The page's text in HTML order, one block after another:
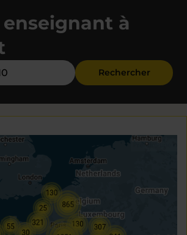
à
Rechercher